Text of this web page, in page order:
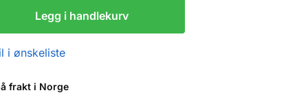
Legg i handlekurv
i ønskeliste
frakt i Norge